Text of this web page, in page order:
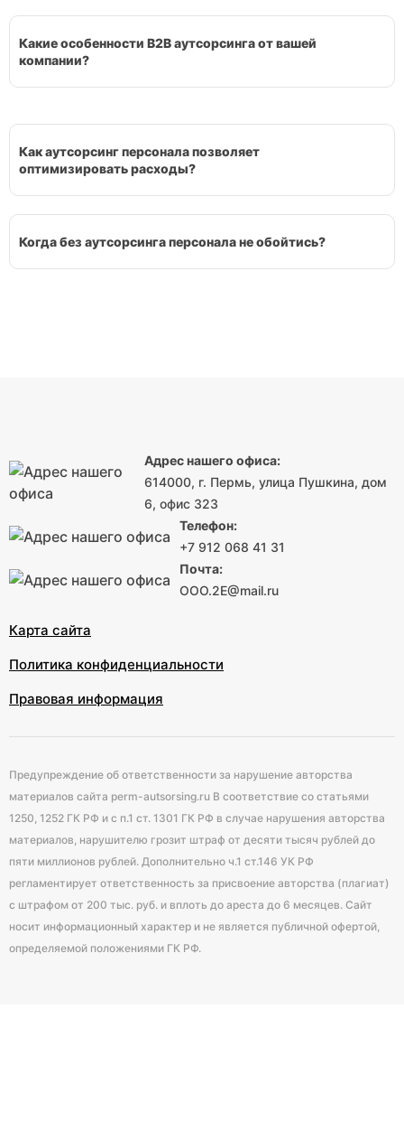
Какие особенности В2В аутсорсинга от вашей
компании?
Как аутсорсинг персонала позволяет
оптимизировать расходы?
Когда без аутсорсинга персонала не обойтись?
Адрес нашего офиса:
614000, г. Пермь, улица Пушкина, дом
6, офис 323
Телефон:
+7 912 068 41 31
Почта:
OOO.2Е@mail.ru
Карта сайта
Политика конфиденциальности
Правовая информация
Предупреждение об ответственности за нарушение авторства
материалов сайта perm-autsorsing.ru В соответствие со статьями
1250, 1252 ГК РФ и с п.1 ст. 1301 ГК РФ в случае нарушения авторства
материалов, нарушителю грозит штраф от десяти тысяч рублей до
пяти миллионов рублей. Дополнительно ч.1 ст.146 УК РФ
регламентирует ответственность за присвоение авторства (плагиат)
с штрафом от 200 тыс. руб. и вплоть до ареста до 6 месяцев. Сайт
носит информационный характер и не является публичной офертой,
определяемой положениями ГК РФ.